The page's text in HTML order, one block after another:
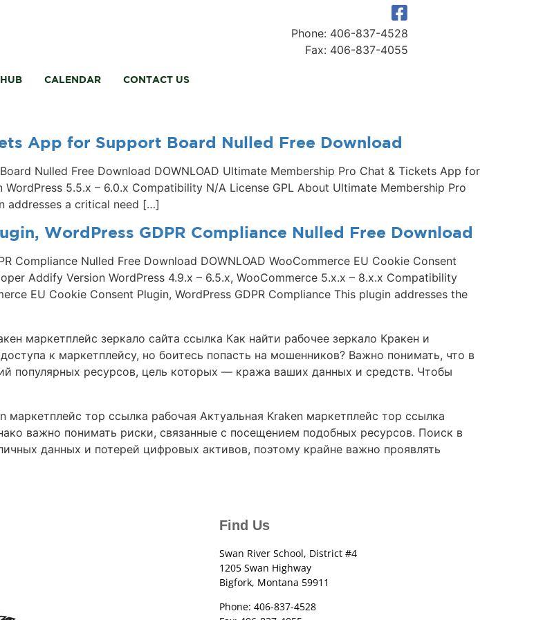
Phone: 406-837-4528
Fax: 406-837-4055
CALENDAR CONTACT US
App for Support Board Nulled Free Download
Nulled Free Download DOWNLOAD Ultimate Membership Pro Chat & Tickets App for
5.5.x – 6.0.x Compatibility N/A License GPL About Ultimate Membership Pro
addresses a critical need […]
WordPress GDPR Compliance Nulled Free Download
Compliance Nulled Free Download DOWNLOAD WooCommerce EU Cookie Consent
Addify Version WordPress 4.9.x – 6.5.x, WooCommerce 5.x.x – 8.x.x Compatibility
EU Cookie Consent Plugin, WordPress GDPR Compliance This plugin addresses the
маркетплейс зеркало сайта ссылка Как найти рабочее зеркало Кракен и
к маркетплейсу, но боитесь попасть на мошенников? Важно понимать, что в
популярных ресурсов, цель которых — кража ваших данных и средств. Чтобы
тор ссылка рабочая Актуальная Kraken маркетплейс тор ссылка
важно понимать риски, связанные с посещением подобных ресурсов. Поиск в
данных и потерей цифровых активов, поэтому крайне важно проявлять
Find Us
Swan River School, District #4
1205 Swan Highway
Bigfork, Montana 59911
Phone: 406-837-4528